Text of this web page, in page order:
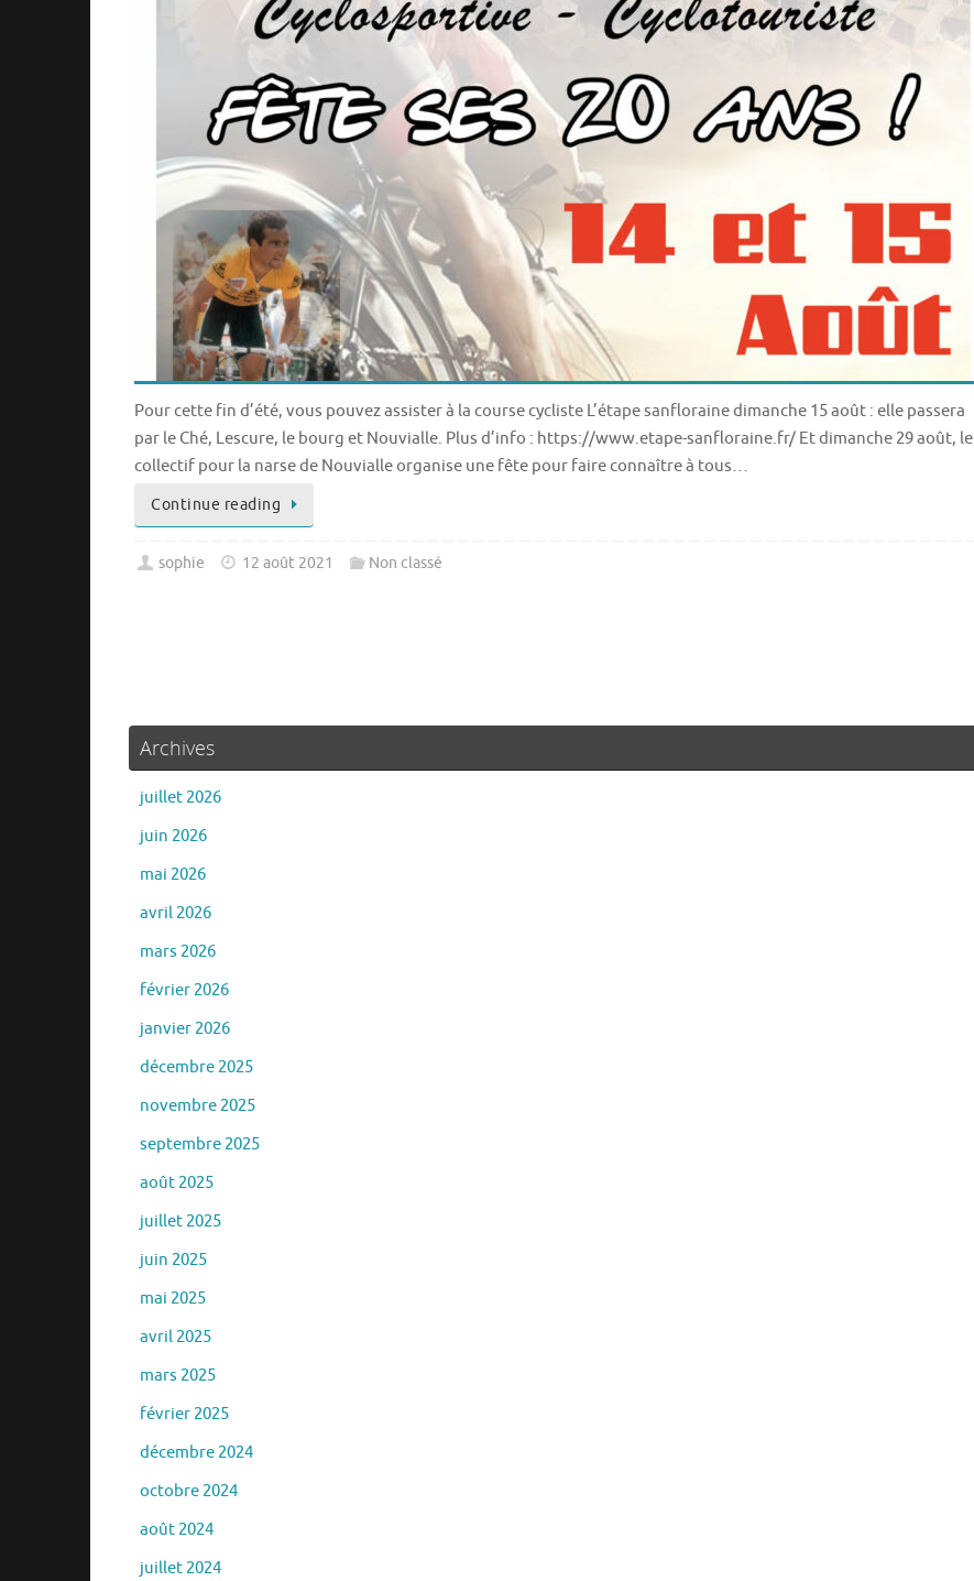
Pour cette fin d’été, vous pouvez assister à la course cycliste L’étape sanfloraine dimanche 15 août : elle passera
par le Ché, Lescure, le bourg et Nouvialle. Plus d’info : https://www.etape-sanfloraine.fr/ Et dimanche 29 août, le
collectif pour la narse de Nouvialle organise une fête pour faire connaître à tous…
Continue reading
sophie 12 août 2021 Non classé
Archives
juillet 2026
juin 2026
mai 2026
avril 2026
mars 2026
février 2026
janvier 2026
décembre 2025
novembre 2025
septembre 2025
août 2025
juillet 2025
juin 2025
mai 2025
avril 2025
mars 2025
février 2025
décembre 2024
octobre 2024
août 2024
juillet 2024